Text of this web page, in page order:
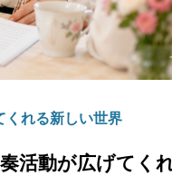
くれる新しい世界
活動が広げてく